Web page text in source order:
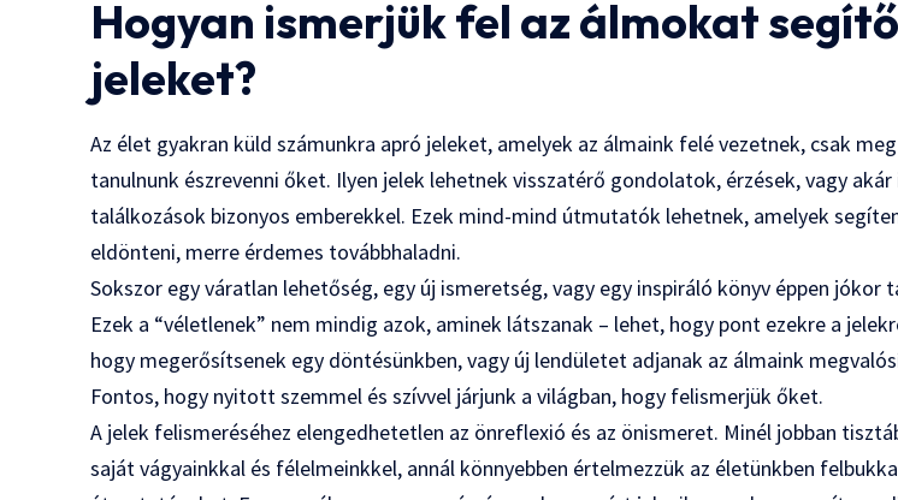
Hogyan ismerjük fel az álmokat segítő
jeleket?
Az élet gyakran küld számunkra apró jeleket, amelyek az álmaink felé vezetnek, csak
tanulnunk észrevenni őket. Ilyen jelek lehetnek visszatérő gondolatok, érzések, vagy
találkozások bizonyos emberekkel. Ezek mind-mind útmutatók lehetnek, amelyek
eldönteni, merre érdemes továbbhaladni.
Sokszor egy váratlan lehetőség, egy új ismeretség, vagy egy inspiráló könyv éppen jókor
Ezek a “véletlenek” nem mindig azok, aminek látszanak – lehet, hogy pont ezekre a
hogy megerősítsenek egy döntésünkben, vagy új lendületet adjanak az álmaink
Fontos, hogy nyitott szemmel és szívvel járjunk a világban, hogy felismerjük őket.
A jelek felismeréséhez elengedhetetlen az önreflexió és az önismeret. Minél jobban
saját vágyainkkal és félelmeinkkel, annál könnyebben értelmezzük az életünkben